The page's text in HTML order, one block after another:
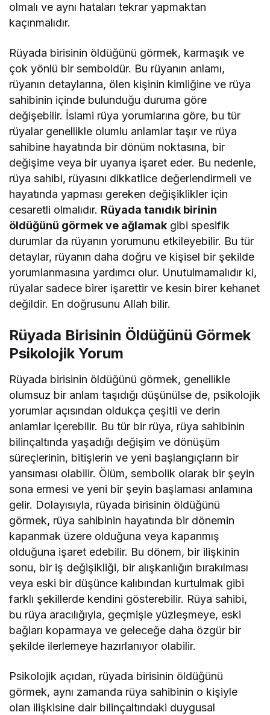
olmalı ve aynı hataları tekrar yapmaktan
kaçınmalıdır.
Rüyada birisinin öldüğünü görmek, karmaşık ve
çok yönlü bir semboldür. Bu rüyanın anlamı,
rüyanın detaylarına, ölen kişinin kimliğine ve rüya
sahibinin içinde bulunduğu duruma göre
değişebilir. İslami rüya yorumlarına göre, bu tür
rüyalar genellikle olumlu anlamlar taşır ve rüya
sahibine hayatında bir dönüm noktasına, bir
değişime veya bir uyarıya işaret eder. Bu nedenle,
rüya sahibi, rüyasını dikkatlice değerlendirmeli ve
hayatında yapması gereken değişiklikler için
cesaretli olmalıdır. Rüyada tanıdık birinin
öldüğünü görmek ve ağlamak gibi spesifik
durumlar da rüyanın yorumunu etkileyebilir. Bu tür
detaylar, rüyanın daha doğru ve kişisel bir şekilde
yorumlanmasına yardımcı olur. Unutulmamalıdır ki,
rüyalar sadece birer işarettir ve kesin birer kehanet
değildir. En doğrusunu Allah bilir.
Rüyada Birisinin Öldüğünü Görmek
Psikolojik Yorum
Rüyada birisinin öldüğünü görmek, genellikle
olumsuz bir anlam taşıdığı düşünülse de, psikolojik
yorumlar açısından oldukça çeşitli ve derin
anlamlar içerebilir. Bu tür bir rüya, rüya sahibinin
bilinçaltında yaşadığı değişim ve dönüşüm
süreçlerinin, bitişlerin ve yeni başlangıçların bir
yansıması olabilir. Ölüm, sembolik olarak bir şeyin
sona ermesi ve yeni bir şeyin başlaması anlamına
gelir. Dolayısıyla, rüyada birisinin öldüğünü
görmek, rüya sahibinin hayatında bir dönemin
kapanmak üzere olduğuna veya kapanmış
olduğuna işaret edebilir. Bu dönem, bir ilişkinin
sonu, bir iş değişikliği, bir alışkanlığın bırakılması
veya eski bir düşünce kalıbından kurtulmak gibi
farklı şekillerde kendini gösterebilir. Rüya sahibi,
bu rüya aracılığıyla, geçmişle yüzleşmeye, eski
bağları koparmaya ve geleceğe daha özgür bir
şekilde ilerlemeye hazırlanıyor olabilir.
Psikolojik açıdan, rüyada birisinin öldüğünü
görmek, aynı zamanda rüya sahibinin o kişiyle
olan ilişkisine dair bilinçaltındaki duygusal